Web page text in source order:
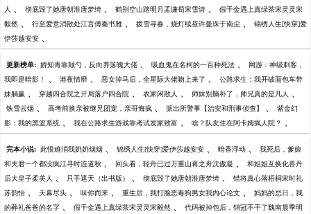
人 、 彻底毁了她唐朝淮唐梦绮 、 鹤别空山踏明月孟谦荀宋雪诗 、 假千金遇上真绿茶宋灵灵宋
毅然 、 行至爱意消散处江言傅秦书雅 、 拨雪寻春，烧灯续昼许曼珠于南尘 、 锦绣人生[快穿]爱
伊莎越安安 、
更新榜单: 娇知青靠颠勺，反向养落魄大佬 、 吸血鬼在名柯的一百种死法 、 网游：神级刺客，
我即是暗影！ 、 港夜情靡 、 恶女掉马后，全星际大佬吻上来了 、 公路求生：我开破面包车带
妹躺赢 、 穿越四合院之开局落户四合院 、 农家闲散人 、 师妹别脑补了，师兄真的是凡人 、
铁雪云烟 、 高考前换亲被继兄团宠，亲哥悔疯 、 派出所警事【治安和刑事侦查】 、 紫金幻
影：我的黑篮系统 、 我在公路求生游戏靠考试发家致富 、 啥？队友住在阿卡姆疯人院？ 、
完本小说: 此恨难消我奶奶烟烟 、 锦绣人生[快穿]爱伊莎越安安 、 暗香浮动 、 我死后，爹娘
和夫君一个都没疯江寻时连道秋 、 回头看，轻舟已过万重山蒋之舟沈傲凝 、 和姐姐互换化兽丹
后大皇子柔美人 、 只手遮天（出书版） 、 彻底毁了她唐朝淮唐梦绮 、 错将真心落梧桐宋时礼
苏韵怡 、 天幕尽头 、 味你而来 、 重生后，我打脸恶毒狗男女我内心论文 、 妈妈的忌日，我
的葬礼爸爸的名字 、 假千金遇上真绿茶宋灵灵宋毅然 、 代码被掉包后，销冠不干了魏南晨季明